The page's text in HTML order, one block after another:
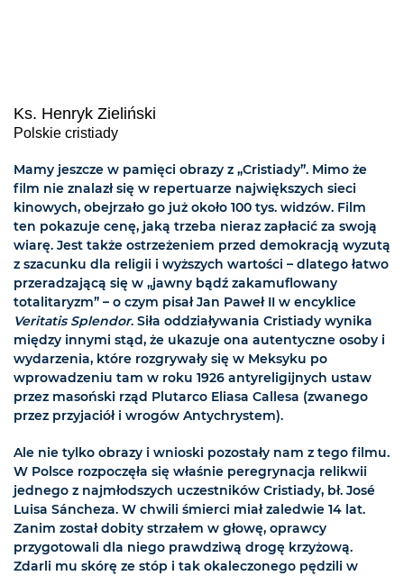
Ks. Henryk Zieliński
Polskie cristiady
Mamy jeszcze w pamięci obrazy z „Cristiady”. Mimo że
film nie znalazł się w repertuarze największych sieci
kinowych, obejrzało go już około 100 tys. widzów. Film
ten pokazuje cenę, jaką trzeba nieraz zapłacić za swoją
wiarę. Jest także ostrzeżeniem przed demokracją wyzutą
z szacunku dla religii i wyższych wartości – dlatego łatwo
przeradzającą się w „jawny bądź zakamuflowany
totalitaryzm” – o czym pisał Jan Paweł II w encyklice
Veritatis Splendor. Siła oddziaływania Cristiady wynika
między innymi stąd, że ukazuje ona autentyczne osoby i
wydarzenia, które rozgrywały się w Meksyku po
wprowadzeniu tam w roku 1926 antyreligijnych ustaw
przez masoński rząd Plutarco Eliasa Callesa (zwanego
przez przyjaciół i wrogów Antychrystem).
Ale nie tylko obrazy i wnioski pozostały nam z tego filmu.
W Polsce rozpoczęła się właśnie peregrynacja relikwii
jednego z najmłodszych uczestników Cristiady, bł. José
Luisa Sáncheza. W chwili śmierci miał zaledwie 14 lat.
Zanim został dobity strzałem w głowę, oprawcy
przygotowali dla niego prawdziwą drogę krzyżową.
Zdarli mu skórę ze stóp i tak okaleczonego pędzili w